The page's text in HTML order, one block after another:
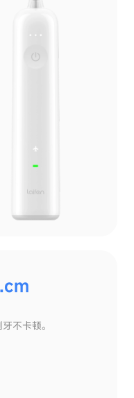
不卡顿。